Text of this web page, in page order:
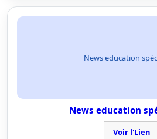
News education
News education
Voir l'Lien